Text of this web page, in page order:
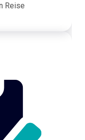
Reise